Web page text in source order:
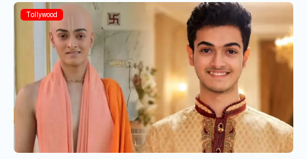
Tollywood